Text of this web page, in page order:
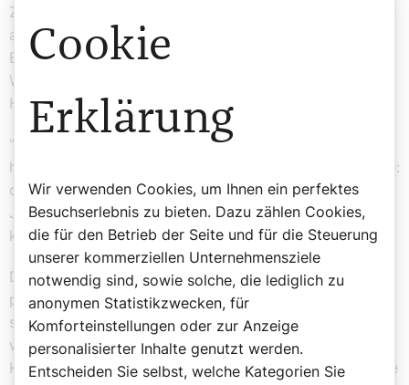
Zuschauer erwartet, will niemand aus dem Filmteam
auch nur andeutungsweise verraten. Nur so viel: "Seit
Beginn der Dreharbeiten vor sieben Jahren denke ich:
Wie wird das, am Kreuz zu sein?", bekennt
Hauptdarsteller Roumie.
"Dann habe ich den Gedanken verdrängt, denn wir
haben all diese anderen wichtigen Momente in der Serie:
die Bergpredigt, die Speisung der Fünftausend, wie
Jesus auf dem Wasser geht, auf die wir uns
konzentrieren sollten."
Dann kamen jedoch die Dreharbeiten in Matera vor ein
paar Tagen. "Aber weil wir alle eine Familie geworden
sind, haben wir uns gegenseitig getröstet. So konnten
wir diese unfassbare Traurigkeit ertragen." Und: Der
Kreuzestod ist nicht das Ende der biblischen Geschichte
Cookie
Erklärung
Wir verwenden Cookies, um Ihnen ein perfektes
Besuchserlebnis zu bieten. Dazu zählen Cookies,
die für den Betrieb der Seite und für die Steuerung
unserer kommerziellen Unternehmensziele
notwendig sind, sowie solche, die lediglich zu
anonymen Statistikzwecken, für
Komforteinstellungen oder zur Anzeige
personalisierter Inhalte genutzt werden.
Entscheiden Sie selbst, welche Kategorien Sie